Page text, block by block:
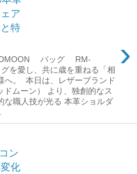
ア
特
›
バッグ RM-
を愛し、共に歳を重ねる「相
へ。 本日は、レザーブランド
ドムーン） より、独創的なス
な職人技が光る 本革ショルダ
ン
化